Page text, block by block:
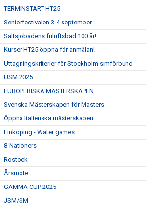
TERMINSTART HT25
Seniorfestivalen 3-4 september
Saltsjöbadens friluftsbad 100 år!
Kurser HT25 öppna för anmälan!
Uttagningskriterier för Stockholm simförbund
USM 2025
EUROPERISKA MÄSTERSKAPEN
Svenska Mästerskapen för Masters
Öppna Italienska mästerskapen
Linköping - Water games
8-Nationers
Rostock
Årsmöte
GAMMA CUP 2025
JSM/SM